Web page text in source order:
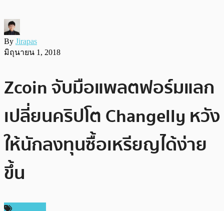
By Jirapas
มิถุนายน 1, 2018
Zcoin จับมือแพลตฟอร์มแลก
เปลี่ยนคริปโต Changelly หวัง
ให้นักลงทุนซื้อเหรียญได้ง่าย
ขึ้น